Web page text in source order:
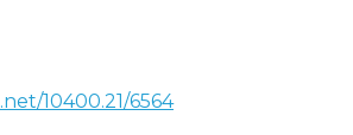
10400.21/6564